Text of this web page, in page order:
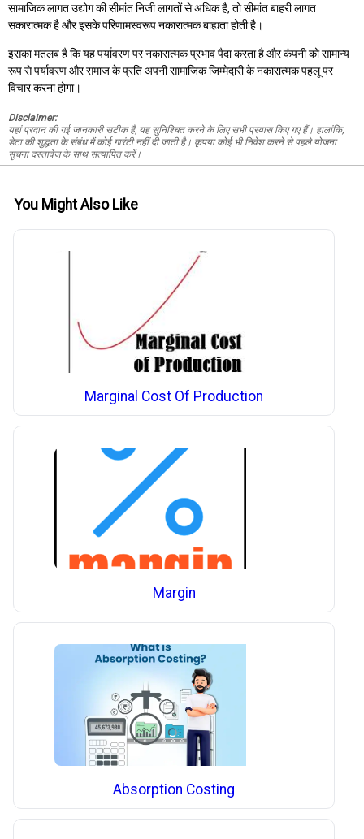
सामाजिक लागत उद्योग की सीमांत निजी लागतों से अधिक है, तो सीमांत बाहरी लागत
सकारात्मक है और इसके परिणामस्वरूप नकारात्मक बाह्यता होती है।
इसका मतलब है कि यह पर्यावरण पर नकारात्मक प्रभाव पैदा करता है और कंपनी को सामान्य
रूप से पर्यावरण और समाज के प्रति अपनी सामाजिक जिम्मेदारी के नकारात्मक पहलू पर
विचार करना होगा।
Disclaimer:
यहां प्रदान की गई जानकारी सटीक है, यह सुनिश्चित करने के लिए सभी प्रयास किए गए हैं। हालांकि,
डेटा की शुद्धता के संबंध में कोई गारंटी नहीं दी जाती है। कृपया कोई भी निवेश करने से पहले योजना
सूचना दस्तावेज के साथ सत्यापित करें।
You Might Also Like
Marginal Cost Of Production
Margin
Absorption Costing